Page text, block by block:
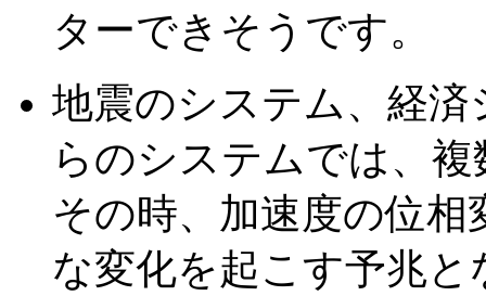
ターできそうです。
地震のシステム、経
らのシステムでは、
その時、加速度の位
な変化を起こす予兆